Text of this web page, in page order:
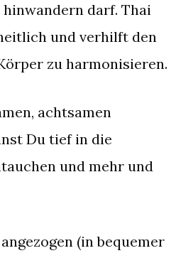
darf. Thai
und verhilft den
zu harmonisieren.
achtsamen
Du tief in die
und mehr und
(in bequemer